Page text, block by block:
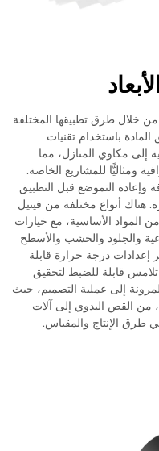
من خلال طرق تطبيقها المختلفة
باستخدام تقنيات
إلى مكاوي المنازل، مما
ومثاليًّا للمشاريع الخاصة.
وإعادة التموضع قبل التطبيق
هناك أنواع مختلفة من فينيل
المواد الأساسية، مع خيارات
والجلود والخشب والأسطح
إعدادات درجة حرارة قابلة
قابلة للضبط لتحقيق
إلى عملية التصميم، حيث
من القص اليدوي إلى آلات
طرق الإنتاج والمقياس.